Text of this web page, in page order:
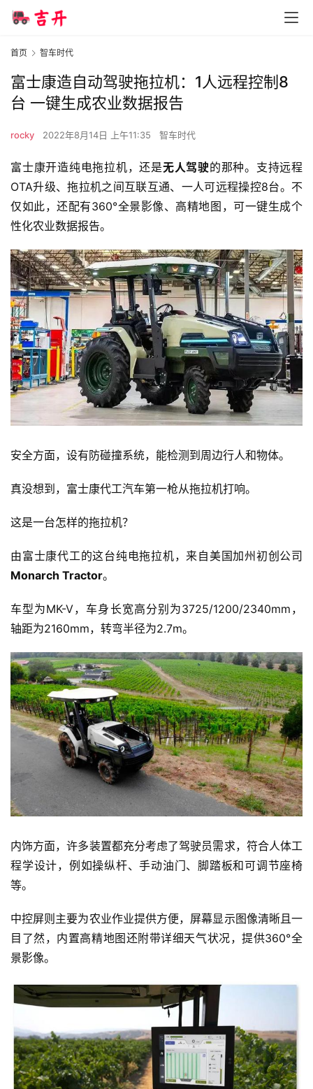
首页 智车时代
富士康造自动驾驶拖拉机：1人远程控制8
台 一键生成农业数据报告
rocky 2022年8月14日 上午11:35 智车时代
富士康开造纯电拖拉机，还是无人驾驶的那种。支持远程
OTA升级、拖拉机之间互联互通、一人可远程操控8台。不
仅如此，还配有360°全景影像、高精地图，可一键生成个
性化农业数据报告。
安全方面，设有防碰撞系统，能检测到周边行人和物体。
真没想到，富士康代工汽车第一枪从拖拉机打响。
这是一台怎样的拖拉机？
由富士康代工的这台纯电拖拉机，来自美国加州初创公司
Monarch Tractor。
车型为MK-V，车身长宽高分别为3725/1200/2340mm，
轴距为2160mm，转弯半径为2.7m。
内饰方面，许多装置都充分考虑了驾驶员需求，符合人体工
程学设计，例如操纵杆、手动油门、脚踏板和可调节座椅
等。
中控屏则主要为农业作业提供方便，屏幕显示图像清晰且一
目了然，内置高精地图还附带详细天气状况，提供360°全
景影像。